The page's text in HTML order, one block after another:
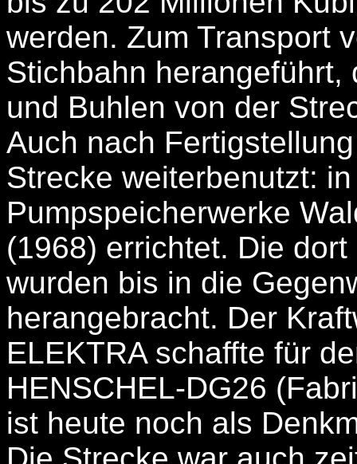
werden. Zum Transport
Stichbahn
und Buhlen von der
Auch nach
Strecke weiterbenutzt:
Pumpspeicherwerke
(1968) errichtet. Die
wurden bis in die
herangebracht. Der
ELEKTRA schaffte für
HENSCHEL-DG26
ist heute noch als